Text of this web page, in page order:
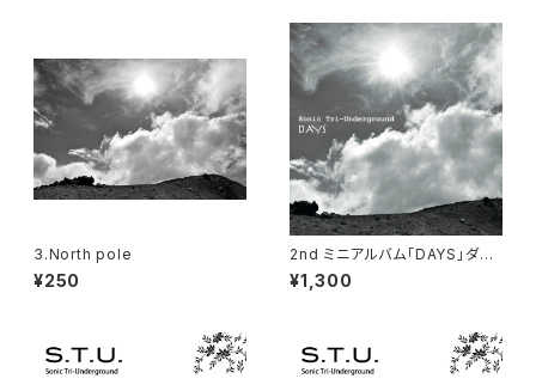
3.North pole
¥250
2nd ミニアルバム「DAYS」ダウ
ンロード販売
¥1,300